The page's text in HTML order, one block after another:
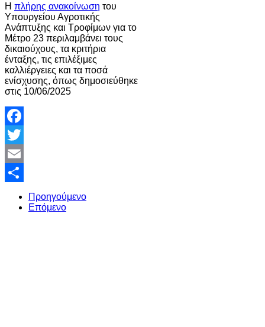
Η πλήρης ανακοίνωση του
Υπουργείου Αγροτικής
Ανάπτυξης και Τροφίμων για το
Μέτρο 23 περιλαμβάνει τους
δικαιούχους, τα κριτήρια
ένταξης, τις επιλέξιμες
καλλιέργειες και τα ποσά
ενίσχυσης, όπως δημοσιεύθηκε
στις 10/06/2025
Facebook
Twitter
Email
Share
Προηγούμενο
Επόμενο